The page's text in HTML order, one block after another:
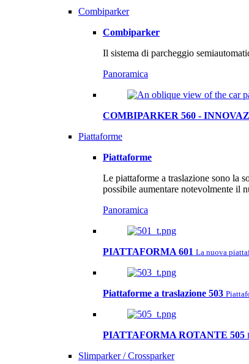
Combiparker
Combiparker
Il sistema di parcheggio
Panoramica
COMBIPARKER 560 -
Piattaforme
Piattaforme
Le piattaforme a traslazione sono la
possibile aumentare notevolmente il
Panoramica
PIATTAFORMA 601 La nuova
Piattaforme a traslazione 503
PIATTAFORMA ROTANTE 505
Slimparker / Crossparker